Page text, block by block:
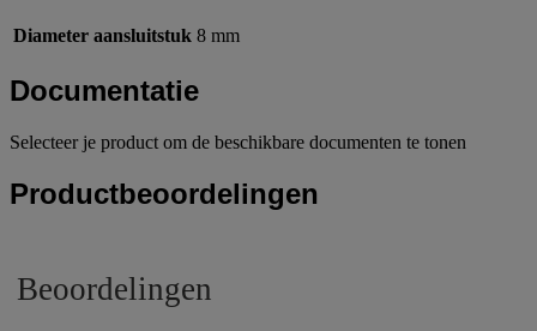
Diameter aansluitstuk 8 mm
Documentatie
Selecteer je product om de beschikbare documenten te tonen
Productbeoordelingen